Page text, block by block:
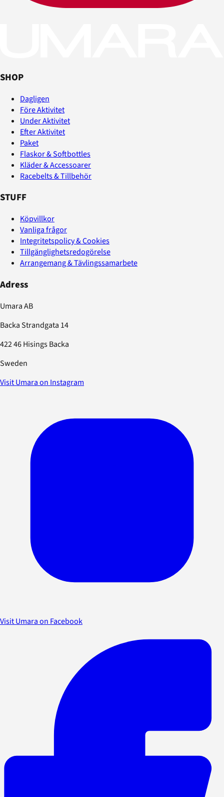
SHOP
Dagligen
Före Aktivitet
Under Aktivitet
Efter Aktivitet
Paket
Flaskor & Softbottles
Kläder & Accessoarer
Racebelts & Tillbehör
STUFF
Köpvillkor
Vanliga frågor
Integritetspolicy & Cookies
Tillgänglighetsredogörelse
Arrangemang & Tävlingssamarbete
Adress
Umara AB
Backa Strandgata 14
422 46 Hisings Backa
Sweden
Visit Umara on Instagram
Visit Umara on Facebook